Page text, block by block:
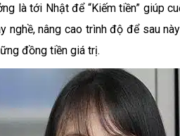
là tới Nhật để “Kiếm tiền” giúp
nghề, nâng cao trình độ để sau
đồng tiền giá trị.